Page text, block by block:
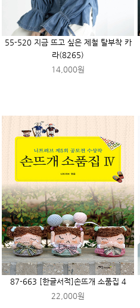
55-520 지금 뜨고 싶은 제철 탈부착 카
라(8265)
14,000원
87-663 [한글서적]손뜨개 소품집 4
22,000원